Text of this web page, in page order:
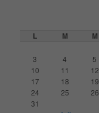
L M M
3
4 5
10
11 12
17
18 19
24
25 26
31